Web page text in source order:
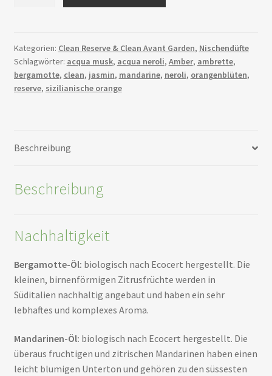
Menge
Kategorien: Clean Reserve & Clean Avant Garden, Nischendüfte
Schlagwörter: acqua musk, acqua neroli, Amber, ambrette,
bergamotte, clean, jasmin, mandarine, neroli, orangenblüten,
reserve, sizilianische orange
Beschreibung
Beschreibung
Nachhaltigkeit
Bergamotte-Öl: biologisch nach Ecocert hergestellt. Die
kleinen, birnenförmigen Zitrusfrüchte werden in
Süditalien nachhaltig angebaut und haben ein sehr
lebhaftes und komplexes Aroma.
Mandarinen-Öl: biologisch nach Ecocert hergestellt. Die
überaus fruchtigen und zitrischen Mandarinen haben einen
leicht blumigen Unterton und gehören zu den süssesten